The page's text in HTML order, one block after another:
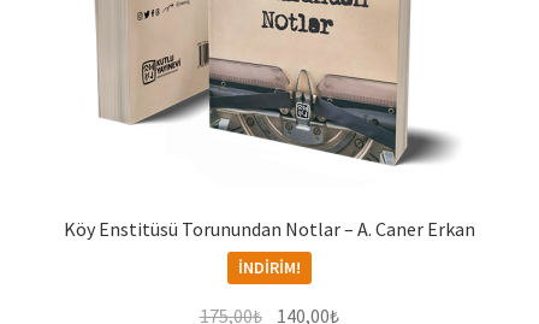
Köy Enstitüsü Torunundan Notlar – A. Caner Erkan
İNDIRIM!
175,00₺ Orijinal
140,00₺Şu